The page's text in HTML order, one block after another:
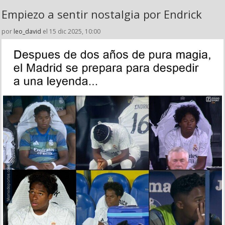
Empiezo a sentir nostalgia por Endrick
por leo_david el 15 dic 2025, 10:00